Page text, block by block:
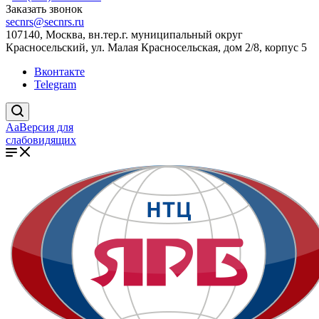
Заказать звонок
secnrs@secnrs.ru
107140, Москва, вн.тер.г. муниципальный округ
Красносельский, ул. Малая Красносельская, дом 2/8, корпус 5
Вконтакте
Telegram
AaВерсия для
слабовидящих